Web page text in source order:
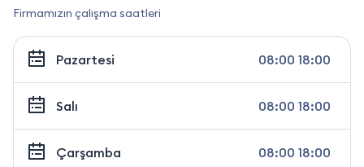
Firmamızın çalışma saatleri
Pazartesi 08:00 18:00
Salı 08:00 18:00
Çarşamba 08:00 18:00